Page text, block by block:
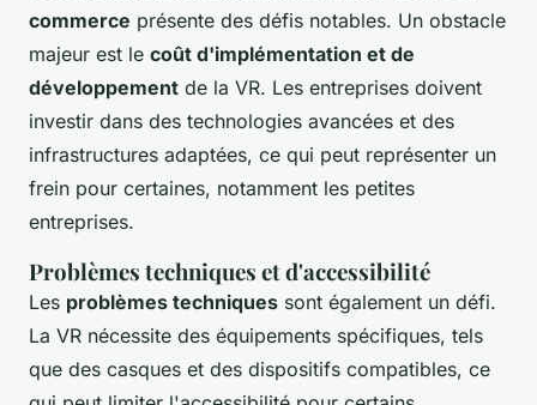
commerce présente des défis notables. Un obstacle
majeur est le coût d'implémentation et de
développement de la VR. Les entreprises doivent
investir dans des technologies avancées et des
infrastructures adaptées, ce qui peut représenter un
frein pour certaines, notamment les petites
entreprises.
Problèmes techniques et d'accessibilité
Les problèmes techniques sont également un défi.
La VR nécessite des équipements spécifiques, tels
que des casques et des dispositifs compatibles, ce